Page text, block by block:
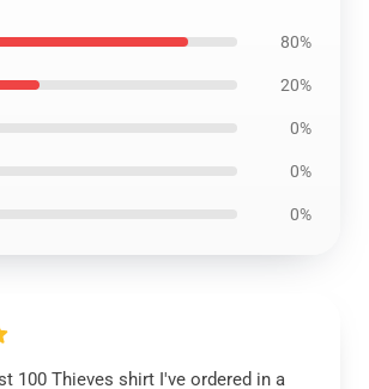
80%
20%
0%
0%
0%
100 Thieves shirt I've ordered in a